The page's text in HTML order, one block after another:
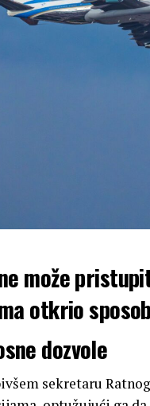
može
otkrio
dozvole
sekretaru